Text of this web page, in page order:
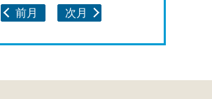
前月 次月